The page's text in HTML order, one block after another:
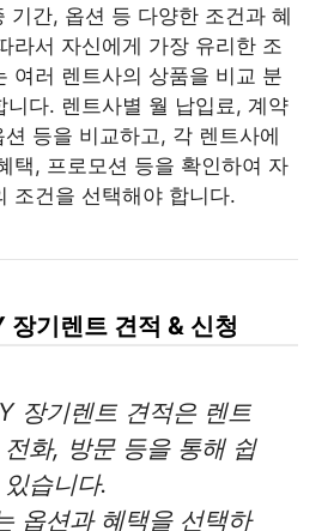
기간, 옵션 등 다양한 조건과 혜
라서 자신에게 가장 유리한 조
여러 렌트사의 상품을 비교 분
니다. 렌트사별 월 납입료, 계약
등을 비교하고, 각 렌트사에
택, 프로모션 등을 확인하여 자
조건을 선택해야 합니다.
장기렌트 견적 & 신청
장기렌트 견적은 렌트
화, 방문 등을 통해 쉽
습니다.
옵션과 혜택을 선택하